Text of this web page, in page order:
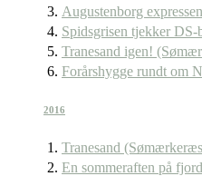
Augustenborg expressen
Spidsgrisen tjekker
Tranesand igen!
Forårshygge rundt om
2016
Tranesand
En sommeraften på